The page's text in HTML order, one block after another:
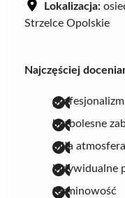
Lokalizacja:
Strzelce Opolskie
Najczęściej
profesjonalizm
bezbolesne
miła atmosfera
indywidualne
terminowość